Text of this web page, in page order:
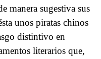
manera sugestiva sus
unos piratas chinos
distintivo en
literarios que,